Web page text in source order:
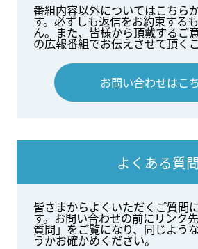
番組内容以外についてはこちら
す。必ずしも返信をお約束する
ん。また、皆様から頂戴するご
の広報番組でお伝えさせて頂く
お問い合わせはこ
よくある質問
皆さまからよくいただくご質問
す。お問い合わせの前にリンク
質問」をご覧になり、同じよう
うかお確かめください。